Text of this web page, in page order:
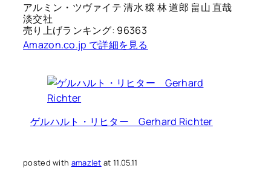
アルミン・ツヴァイテ 清水 穣 林 道郎 畠山 直哉
淡交社
売り上げランキング: 96363
Amazon.co.jp で詳細を見る
ゲルハルト・リヒター Gerhard Richter
posted with amazlet at 11.05.11